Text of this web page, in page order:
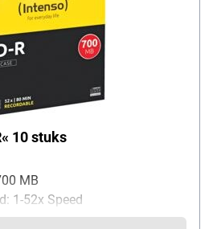
10 stuks
MB
1-52x Speed
voor alle branders